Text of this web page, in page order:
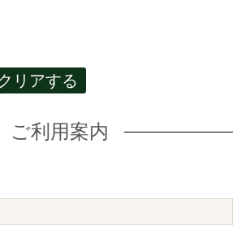
リアする
ご利用案内